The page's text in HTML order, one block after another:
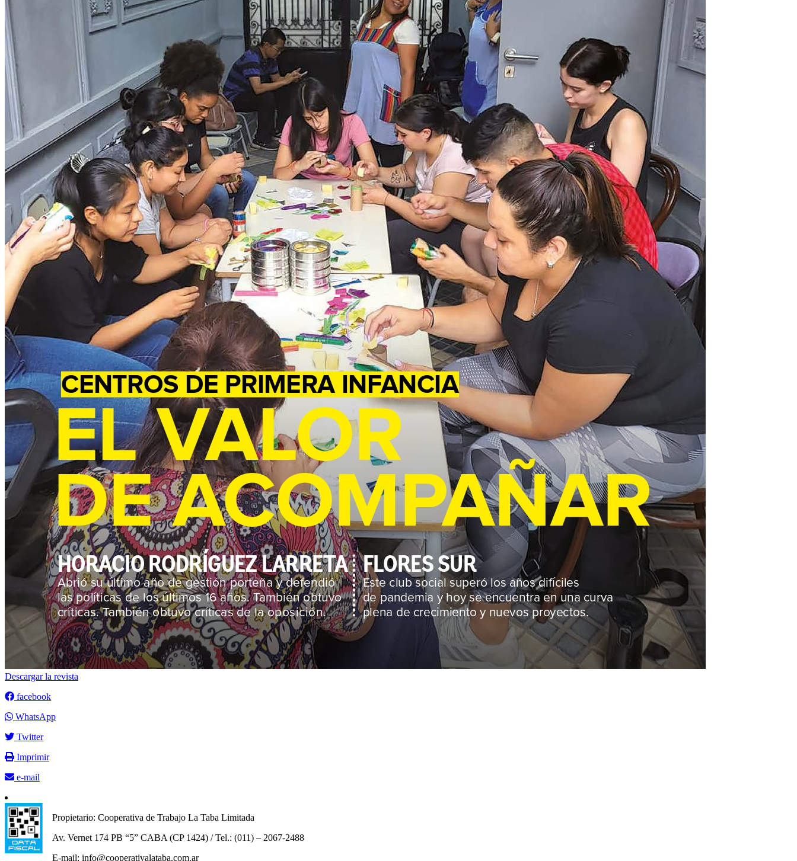
Descargar la revista
facebook
WhatsApp
Twitter
Imprimir
e-mail
Propietario: Cooperativa de Trabajo La Taba Limitada
Av. Vernet 174 PB “5” CABA (CP 1424) / Tel.: (011) – 2067-2488
E-mail: info@cooperativalataba.com.ar